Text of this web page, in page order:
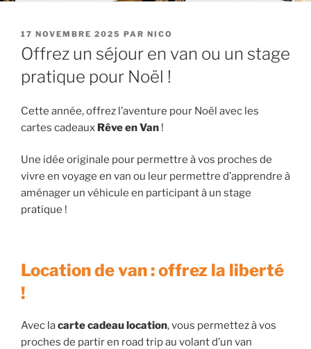
PUBLIÉ
LE
17 NOVEMBRE 2025 PAR NICO
Offrez un séjour en van ou un stage
pratique pour Noël !
Cette année, offrez l’aventure pour Noël avec les
cartes cadeaux Rêve en Van !
Une idée originale pour permettre à vos proches de
vivre en voyage en van ou leur permettre d’apprendre à
aménager un véhicule en participant à un stage
pratique !
Location de van : offrez la liberté
!
Avec lacarte cadeau location, vous permettez à vos
proches de partir en road trip au volant d’un van